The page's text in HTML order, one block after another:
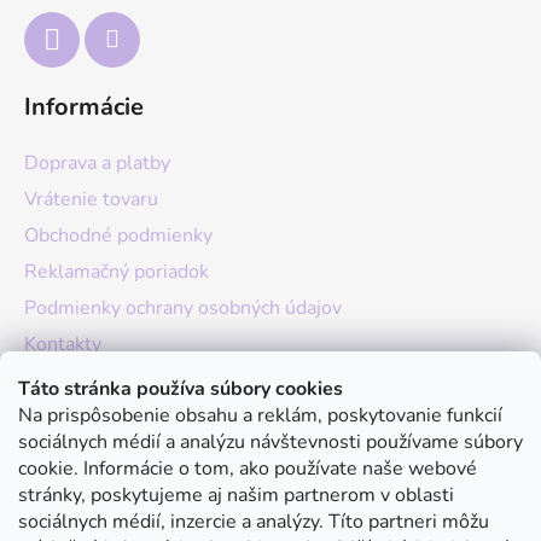
Táto stránka používa súbory cookies
Na prispôsobenie obsahu a reklám, poskytovanie funkcií
sociálnych médií a analýzu návštevnosti používame súbory
cookie. Informácie o tom, ako používate naše webové
stránky, poskytujeme aj našim partnerom v oblasti
sociálnych médií, inzercie a analýzy. Títo partneri môžu
Informácie
Doprava a platby
Vrátenie tovaru
Obchodné podmienky
Reklamačný poriadok
Podmienky ochrany osobných údajov
Kontakty
O nás
Hodnotenie obchodu
Moja objednávka
Instagram